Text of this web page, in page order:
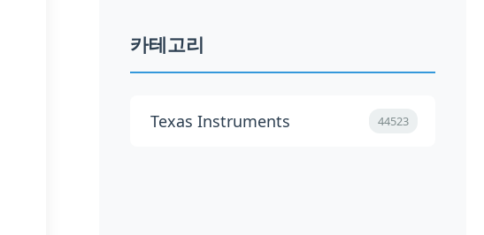
카테고리
Texas Instruments 44523